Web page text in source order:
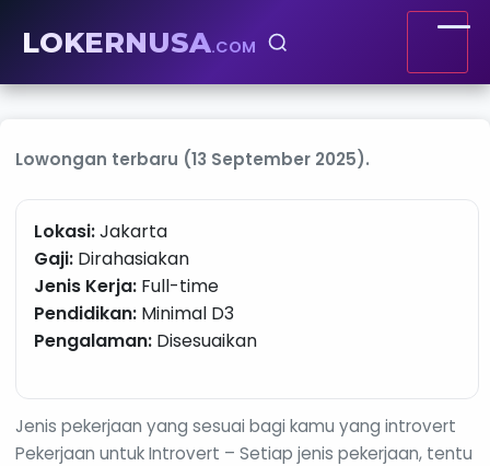
LOKERNUSA.COM
Lowongan terbaru (13 September 2025).
Lokasi:Jakarta
Gaji: Dirahasiakan
Jenis Kerja: Full-time
Pendidikan: Minimal D3
Pengalaman: Disesuaikan
Jenis pekerjaan yang sesuai bagi kamu yang introvert
Pekerjaan untuk Introvert – Setiap jenis pekerjaan, tentu